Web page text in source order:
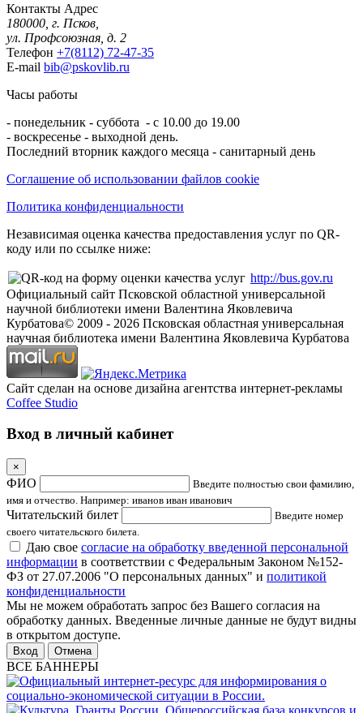
Контакты Адрес
180000, г. Псков,
ул. Профсоюзная, д. 2
Телефон +7(8112) 72-47-35
E-mail bib@pskovlib.ru
Часы работы
- понедельник - суббота - с 10.00 до 19.00
- воскресенье - выходной день.
Последний вторник каждого месяца - санитарный день
Соглашение об использовании файлов cookie
Политика конфиденциальности
Независимая оценка качества предоставления услуг по QR-
коду или по ссылке ниже:
http://bus.gov.ru
Официальный сайт Псковской областной универсальной
научной библиотеки имени Валентина Яковлевича
Курбатова© 2009 - 2026 Псковская областная универсальная
научная библиотека имени Валентина Яковлевича Курбатова
Сайт сделан на основе дизайна агентства интернет-рекламы
Coffee Studio
Вход в личный кабинет
×
ФИО
Введите полностью свои фамилию,
имя и отчество. Например: иванов иван иванович
Читательский билет
Введите номер
своего читательского билета.
Даю свое согласие на обработку введенной персональной
информации в соответствии с Федеральным Законом №152-
ФЗ от 27.07.2006 "О персональных данных" и политикой
конфиденциальности
Мы не можем обработать запрос без Вашего согласия на
обработку данных. Введенные личные данные не будут видны
в открытом доступе.
Отмена
ВСЕ БАННЕРЫ